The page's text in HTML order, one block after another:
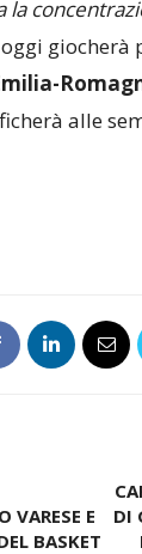
la
giocherà
alle
VARESE E
BASKET
DI